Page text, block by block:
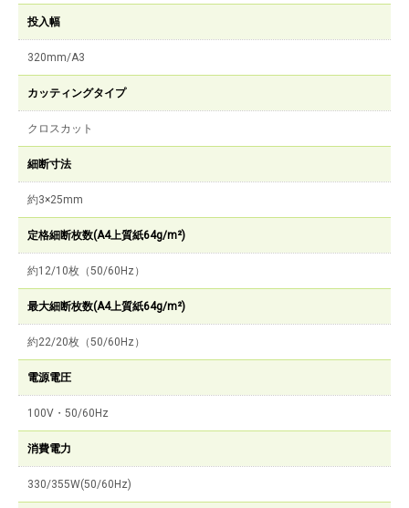
投入幅
320mm/A3
カッティングタイプ
クロスカット
細断寸法
約3×25mm
定格細断枚数(A4上質紙64g/m²)
約12/10枚（50/60Hz）
最大細断枚数(A4上質紙64g/m²)
約22/20枚（50/60Hz）
電源電圧
100V・50/60Hz
消費電力
330/355W(50/60Hz)